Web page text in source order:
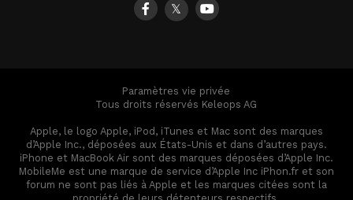
𝕏
Paramètres vie privée
Tous droits réservés Keleops AG
Apple, le logo Apple, iPod, iTunes et Mac sont des marques
d’Apple Inc., déposées aux États-Unis et dans d’autres pays.
iPhone et MacBook Air sont des marques déposées d’Apple Inc.
MobileMe est une marque de service d’Apple Inc iPhon.fr et son
forum ne sont pas liés à Apple et les marques citées sont la